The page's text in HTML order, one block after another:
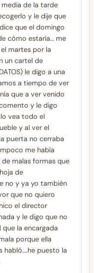
de la tarde
y le dije que
que el domingo
cómo estaría… me
martes por la
un cartel de
le digo a una
a tiempo de ver
que a ver venido
y le digo
vea todo el
y al ver el
puerta no cerraba
me había
malas formas que
de
no y ya yo también
que no quiero
el director
y le digo que no
la encargada
porque ella
habló….he puesto la